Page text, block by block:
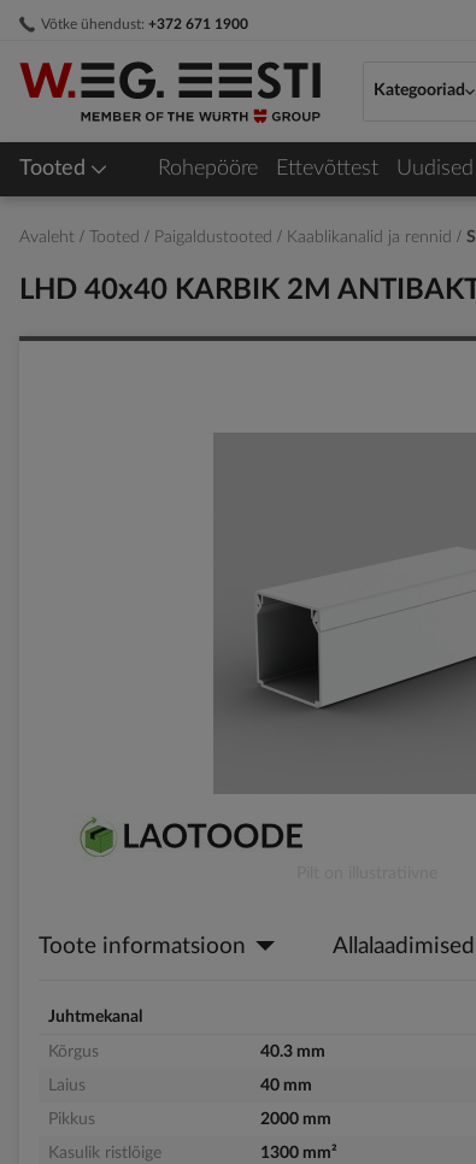
Võtke ühendust: +372 671 1900
Skip
Content
Kategooriad
Tooted Rohepööre Ettevõttest Uudised
Avaleht Tooted Paigaldustooted Kaablikanalid ja rennid
LHD 40x40 KARBIK 2M
beginning
images
gallery
Toote informatsioon Allalaadimised
Juhtmekanal
Kõrgus
40.3 mm
Laius
40 mm
Pikkus
2000 mm
Kasulik ristlõige
1300 mm²